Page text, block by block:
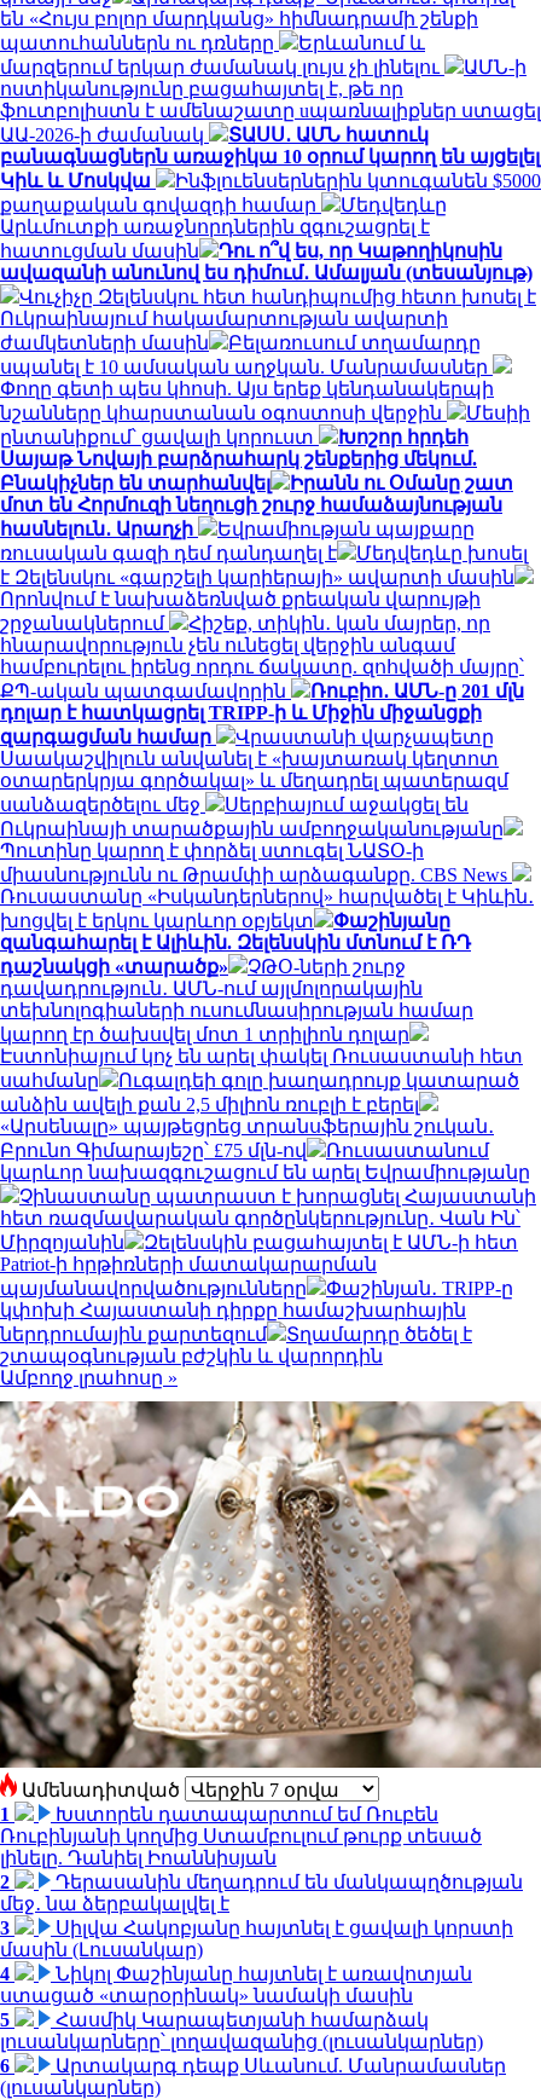
են «Հույս բոլոր մարդկանց» հիմնադրամի շենքի
պատուհաններն ու դռները
Երևանում և
մարզերում երկար ժամանակ լույս չի լինելու
ԱՄՆ-ի
ոստիկանությունը բացահայտել է, թե որ
ֆուտբոլիստն է ամենաշատը uպառնալիքներ ստացել
ԱԱ-2026-ի ժամանակ
ՏԱՍՍ․ ԱՄՆ հատուկ
բանագնացներն առաջիկա 10 օրում կարող են այցելել
Կիև և Մոսկվա
Ինֆլուենսերներին կտուգանեն $5000
քաղաքական գովազդի համար
Մեդվեդևը
Արևմուտքի առաջնորդներին զգուշացրել է
հատուցման մասին
Դու ո՞վ ես, որ Կաթողիկոսին
ավազանի անունով ես դիմում․ Ամալյան (տեսանյութ)
Վուչիչը Զելենսկու հետ հանդիպումից հետո խոսել է
Ուկրաինայում հակամարտության ավարտի
ժամկետների մասին
Բելառուսում տղամարդը
սպանել է 10 ամսական աղջկան. Մանրամասներ
Փողը գետի պես կհոսի. Այս երեք կենդանակերպի
նշանները կհարստանան օգոստոսի վերջին
Մեսիի
ընտանիքում՝ ցավալի կորուստ
Խոշոր հրդեհ
Սայաթ Նովայի բարձրահարկ շենքերից մեկում.
Բնակիչներ են տարհանվել
Իրանն ու Օմանը շատ
մոտ են Հորմուզի նեղուցի շուրջ համաձայնության
հասնելուն․ Արաղչի
Եվրամիության պայքարը
ռուսական գազի դեմ դանդաղել է
Մեդվեդևը խոսել
է Զելենսկու «գարշելի կարիերայի» ավարտի մասին
Որոնվում է նախաձեռնված քրեական վարույթի
շրջանակներում
Հիշեք, տիկին․ կան մայրեր, որ
հնարավորություն չեն ունեցել վերջին անգամ
համբուրելու իրենց որդու ճակատը. զոհվածի մայրը՝
ՔՊ-ական պատգամավորին
Ռուբիո․ ԱՄՆ-ը 201 մլն
դոլար է հատկացրել TRIPP-ի և Միջին միջանցքի
զարգացման համար
Վրաստանի վարչապետը
Սաակաշվիլուն անվանել է «խայտառակ կեղտոտ
օտարերկրյա գործակալ» և մեղադրել պատերազմ
սանձազերծելու մեջ
Սերբիայում աջակցել են
Ուկրաինայի տարածքային ամբողջականությանը
Պուտինը կարող է փորձել ստուգել ՆԱՏՕ-ի
միասնությունն ու Թրամփի արձագանքը. CBS News
Ռուսաստանը «Իսկանդերներով» հարվածել է Կիևին․
խոցվել է երկու կարևոր օբյեկտ
Փաշինյանը
զանգահարել է Ալիևին. Զելենսկին մտնում է ՌԴ
դաշնակցի «տարածք»
ՉԹՕ-ների շուրջ
դավադրություն․ ԱՄՆ-ում այլմոլորակային
տեխնոլոգիաների ուսումնասիրության համար
կարող էր ծախսվել մոտ 1 տրիլիոն դոլար
Էստոնիայում կոչ են արել փակել Ռուսաստանի հետ
սահմանը
Ուգալդեի գոլը խաղադրույք կատարած
անձին ավելի քան 2,5 միլիոն ռուբլի է բերել
«Արսենալը» պայթեցրեց տրանսֆերային շուկան․
Բրունո Գիմարայեշը՝ £75 մլն-ով
Ռուսաստանում
կարևոր նախազգուշացում են արել Եվրամիությանը
Չինաստանը պատրաստ է խորացնել Հայաստանի
հետ ռազմավարական գործընկերությունը․ Վան Ին՝
Միրզոյանին
Զելենսկին բացահայտել է ԱՄՆ-ի հետ
Patriot-ի հրթիռների մատակարարման
պայմանավորվածությունները
Փաշինյան․ TRIPP-ը
կփոխի Հայաստանի դիրքը համաշխարհային
ներդրումային քարտեզում
Տղամարդը ծեծել է
շտապօգնության բժշկին և վարորդին
Ամբողջ լրահոսը »
Ամենադիտված
1
Խստորեն դատապարտում եմ Ռուբեն
Ռուբինյանի կողմից Ստամբուլում թուրք տեսած
լինելը. Դանիել Իոաննիսյան
2
Դերասանին մեղադրում են մանկապղծության
մեջ․ նա ձերբակալվել է
3
Սիլվա Հակոբյանը հայտնել է ցավալի կորստի
մասին (Լուսանկար)
4
Նիկոլ Փաշինյանը հայտնել է առավոտյան
ստացած «տարօրինակ» նամակի մասին
5
Հասմիկ Կարապետյանի համարձակ
լուսանկարները՝ լողավազանից (լուսանկարներ)
6
Արտակարգ դեպք Սևանում. Մանրամասներ
(լուսանկարներ)